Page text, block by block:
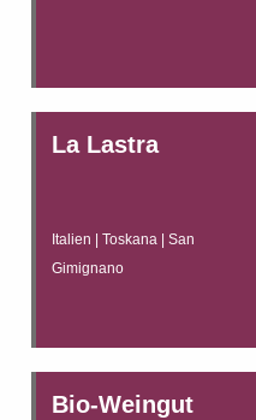
La Lastra
Italien | Toskana | San
Gimignano
Bio-Weingut